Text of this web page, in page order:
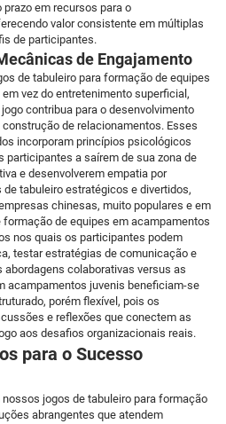
em recursos para o
valor consistente em múltiplas
de participantes.
de Engajamento
de tabuleiro para formação de equipes
vez do entretenimento superficial,
contribua para o desenvolvimento
de relacionamentos. Esses
incorporam princípios psicológicos
participantes a saírem de sua zona de
e desenvolverem empatia por
tabuleiro estratégicos e divertidos,
chinesas, muito populares e em
de equipes em acampamentos
nos quais os participantes podem
testar estratégias de comunicação e
colaborativas versus as
acampamentos juvenis beneficiam-se
porém flexível, pois os
e reflexões que conectem as
aos desafios organizacionais reais.
para o Sucesso
jogos de tabuleiro para formação
abrangentes que atendem